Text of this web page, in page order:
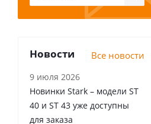
Новости Все новости
9 июля 2026
Новинки Stark – модели ST
40 и ST 43 уже доступны
для заказа